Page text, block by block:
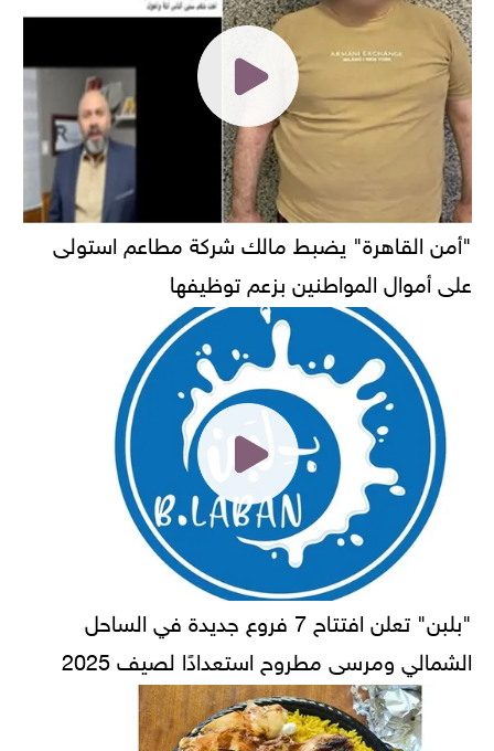
"أمن القاهرة" يضبط مالك شركة مطاعم استولى
على أموال المواطنين بزعم توظيفها
"بلبن" تعلن افتتاح 7 فروع جديدة في الساحل
الشمالي ومرسى مطروح استعدادًا لصيف 2025